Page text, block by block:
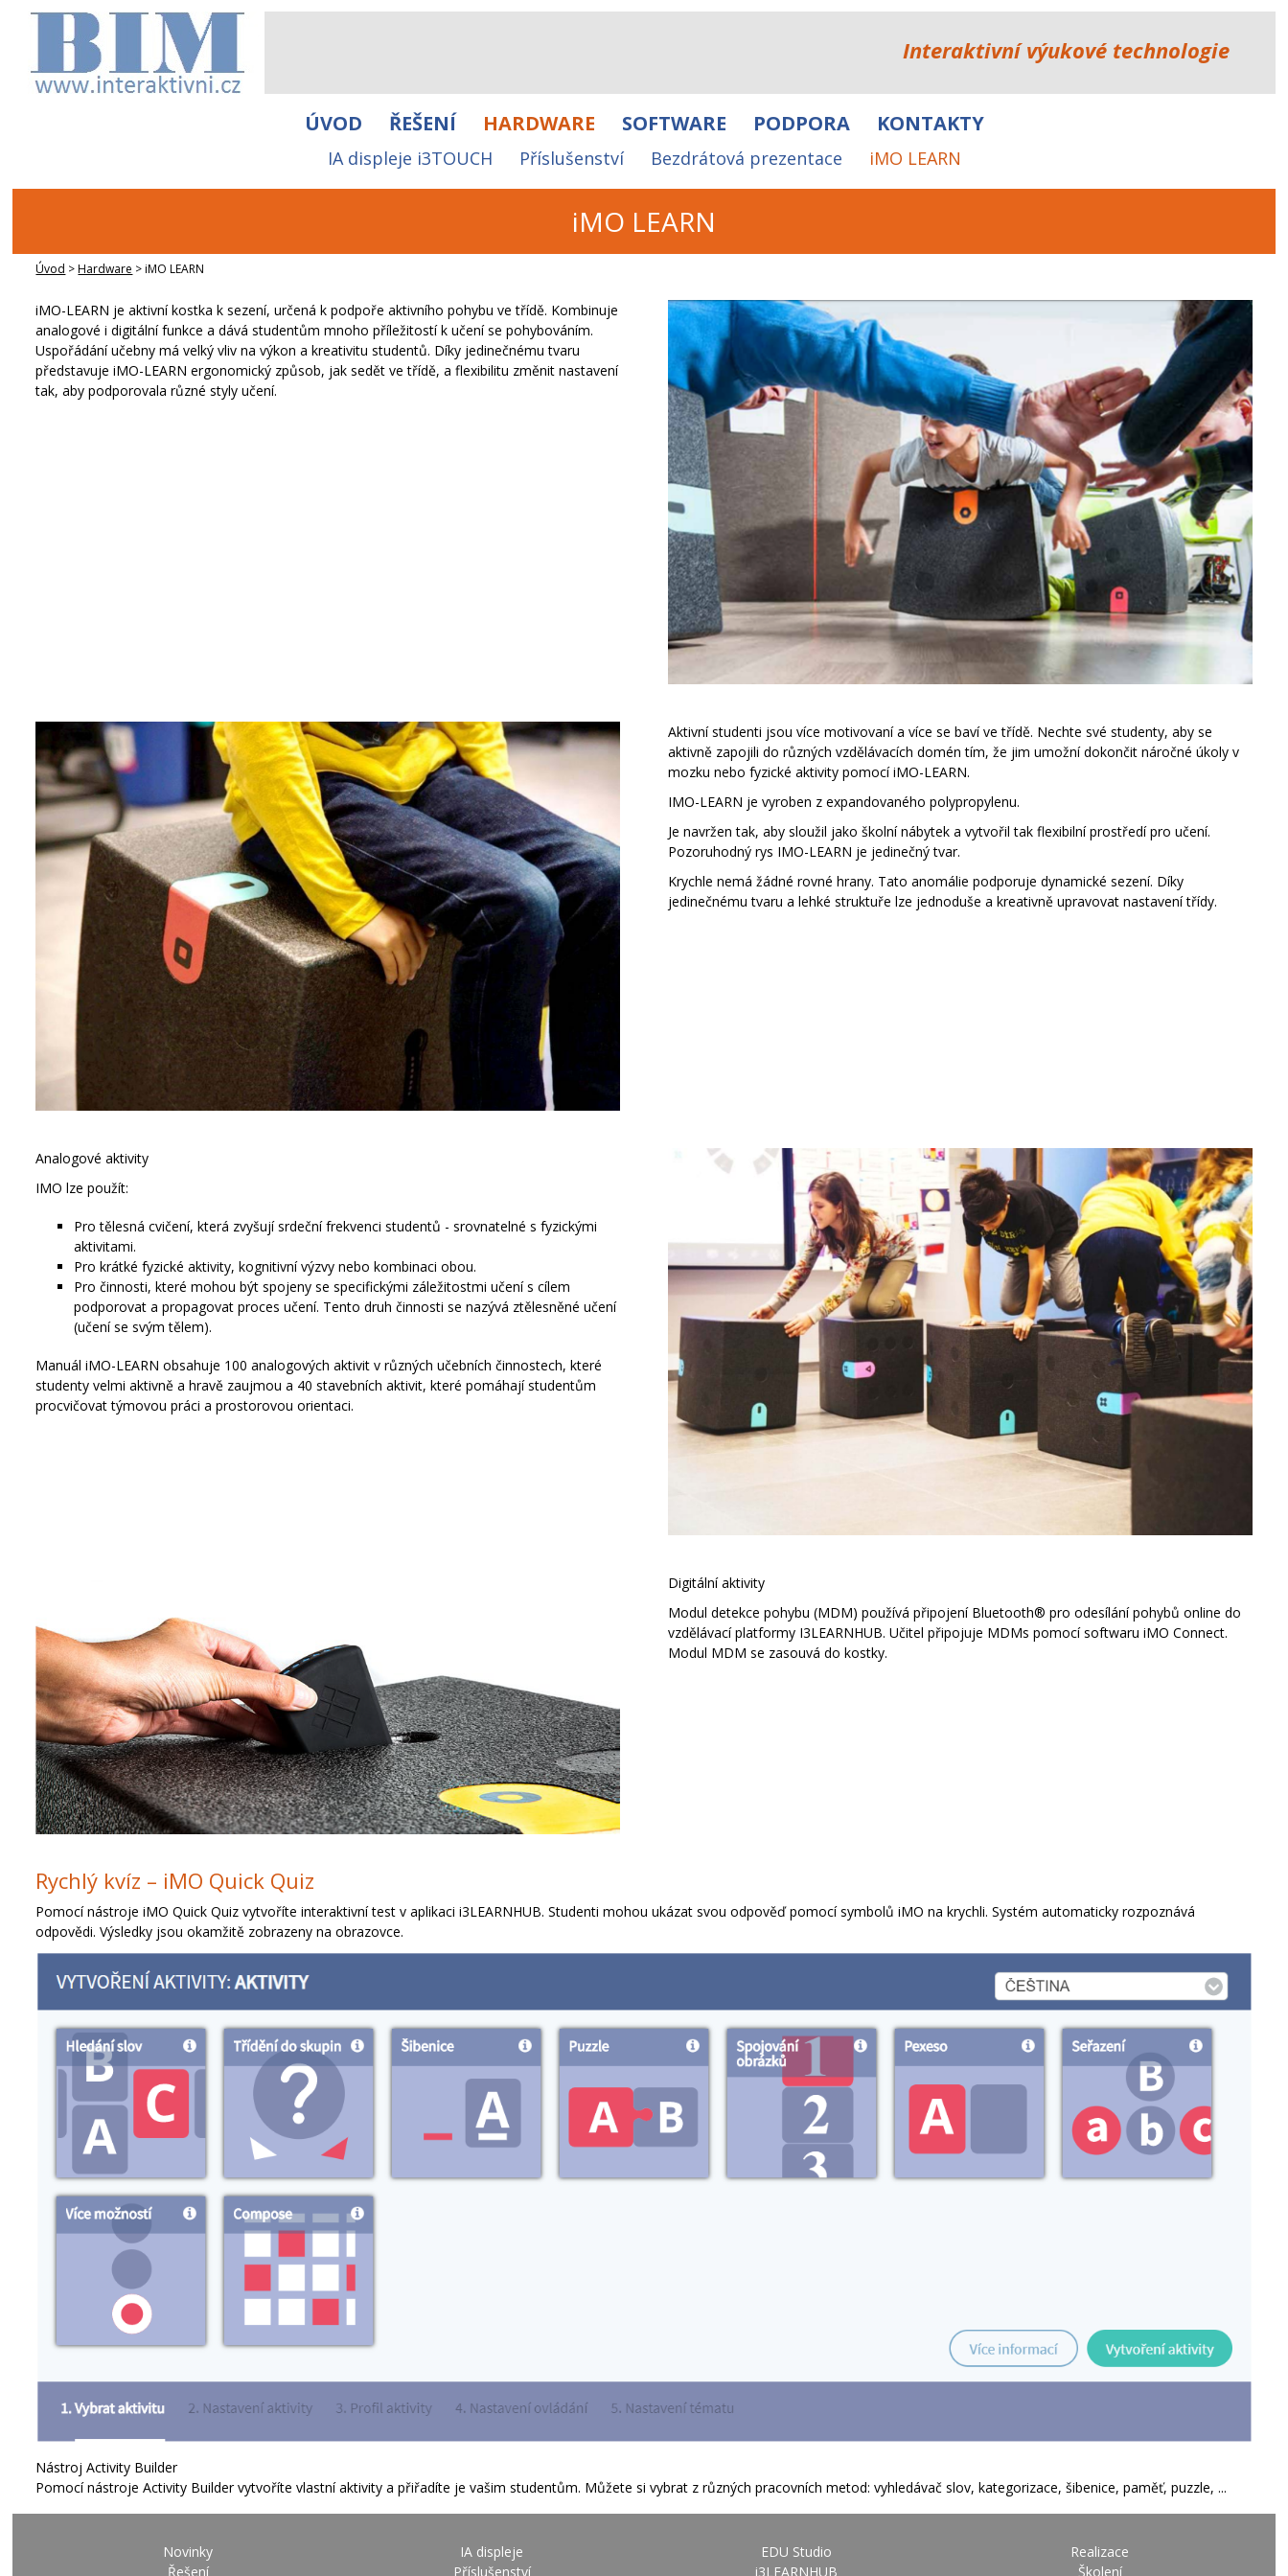
Interaktivní výukové technologie
ÚVOD ŘEŠENÍ HARDWARE SOFTWARE PODPORA KONTAKTY
IA displeje i3TOUCH Příslušenství Bezdrátová prezentace iMO LEARN
iMO LEARN
Úvod >Hardware >iMO LEARN
iMO-LEARN je aktivní kostka k sezení, určená k podpoře aktivního pohybu ve třídě. Kombinuje
analogové i digitální funkce a dává studentům mnoho příležitostí k učení se pohybováním.
Uspořádání učebny má velký vliv na výkon a kreativitu studentů. Díky jedinečnému tvaru
představuje iMO-LEARN ergonomický způsob, jak sedět ve třídě, a flexibilitu změnit nastavení
tak, aby podporovala různé styly učení.
Aktivní studenti jsou více motivovaní a více se baví ve třídě. Nechte své studenty, aby se
aktivně zapojili do různých vzdělávacích domén tím, že jim umožní dokončit náročné úkoly v
mozku nebo fyzické aktivity pomocí iMO-LEARN.
IMO-LEARN je vyroben z expandovaného polypropylenu.
Je navržen tak, aby sloužil jako školní nábytek a vytvořil tak flexibilní prostředí pro učení.
Pozoruhodný rys IMO-LEARN je jedinečný tvar.
Krychle nemá žádné rovné hrany. Tato anomálie podporuje dynamické sezení. Díky
jedinečnému tvaru a lehké struktuře lze jednoduše a kreativně upravovat nastavení třídy.
Analogové aktivity
IMO lze použít:
Pro tělesná cvičení, která zvyšují srdeční frekvenci studentů - srovnatelné s fyzickými
aktivitami.
Pro krátké fyzické aktivity, kognitivní výzvy nebo kombinaci obou.
Pro činnosti, které mohou být spojeny se specifickými záležitostmi učení s cílem
podporovat a propagovat proces učení. Tento druh činnosti se nazývá ztělesněné učení
(učení se svým tělem).
Manuál iMO-LEARN obsahuje 100 analogových aktivit v různých učebních činnostech, které
studenty velmi aktivně a hravě zaujmou a 40 stavebních aktivit, které pomáhají studentům
procvičovat týmovou práci a prostorovou orientaci.
Digitální aktivity
Modul detekce pohybu (MDM) používá připojení Bluetooth® pro odesílání pohybů online do
vzdělávací platformy I3LEARNHUB. Učitel připojuje MDMs pomocí softwaru iMO Connect.
Modul MDM se zasouvá do kostky.
Rychlý kvíz – iMO Quick Quiz
Pomocí nástroje iMO Quick Quiz vytvoříte interaktivní test v aplikaci i3LEARNHUB. Studenti mohou ukázat svou odpověď pomocí symbolů iMO na krychli. Systém automaticky rozpoznává
odpovědi. Výsledky jsou okamžitě zobrazeny na obrazovce.
Nástroj Activity Builder
Pomocí nástroje Activity Builder vytvoříte vlastní aktivity a přiřadíte je vašim studentům. Můžete si vybrat z různých pracovních metod: vyhledávač slov, kategorizace, šibenice, paměť, puzzle, ...
Novinky
Řešení
IA displeje
Příslušenství
EDU Studio
i3LEARNHUB
Realizace
Školení